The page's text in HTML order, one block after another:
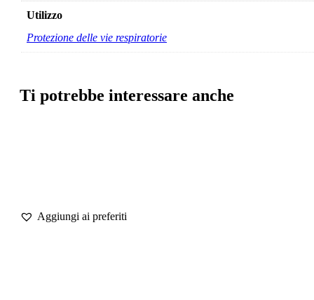
Utilizzo
Protezione delle vie respiratorie
Ti potrebbe interessare anche